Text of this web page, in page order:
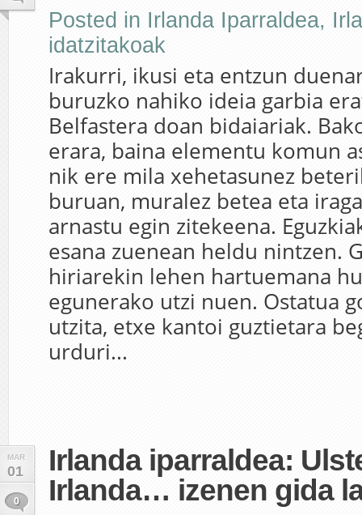
Posted in Irlanda Iparraldea,
idatzitakoak
Irakurri, ikusi eta entzun
buruzko nahiko ideia garbia
Belfastera doan bidaiariak.
erara, baina elementu komun
nik ere mila xehetasunez
buruan, muralez betea eta
arnastu egin zitekeena.
esana zuenean heldu nintzen.
hiriarekin lehen hartuemana
egunerako utzi nuen. Ostatua
utzita, etxe kantoi guztietara
urduri...
MAR
01
0
Irlanda iparraldea:
Irlanda… izenen gida